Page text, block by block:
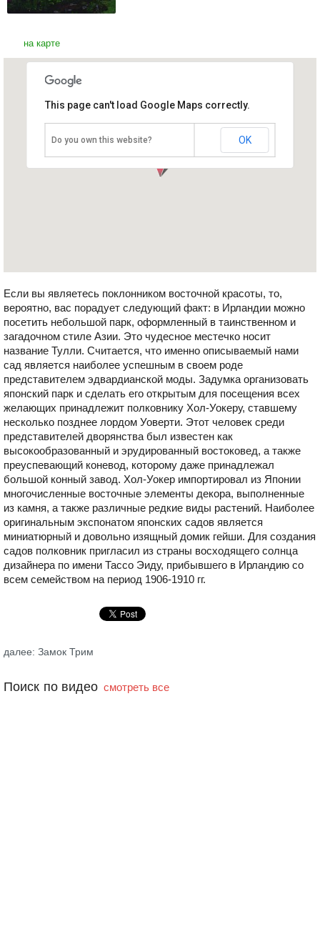
на карте
Японские Сады
This page can't load Google Maps correctly.
Do you own this website? OK
Если вы являетесь поклонником восточной красоты, то,
вероятно, вас порадует следующий факт: в Ирландии можно
посетить небольшой парк, оформленный в таинственном и
загадочном стиле Азии. Это чудесное местечко носит
название Тулли. Считается, что именно описываемый нами
сад является наиболее успешным в своем роде
представителем эдвардианской моды. Задумка организовать
японский парк и сделать его открытым для посещения всех
желающих принадлежит полковнику Хол-Уокеру, ставшему
несколько позднее лордом Уоверти. Этот человек среди
представителей дворянства был известен как
высокообразованный и эрудированный востоковед, а также
преуспевающий коневод, которому даже принадлежал
большой конный завод. Хол-Уокер импортировал из Японии
многочисленные восточные элементы декора, выполненные
из камня, а также различные редкие виды растений. Наиболее
оригинальным экспонатом японских садов является
миниатюрный и довольно изящный домик гейши. Для создания
садов полковник пригласил из страны восходящего солнца
дизайнера по имени Тассо Эиду, прибывшего в Ирландию со
всем семейством на период 1906-1910 гг.
далее: Замок Трим
Поиск по видео смотреть все